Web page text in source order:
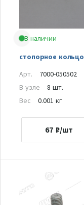
В наличии
стопорное кольцо
Арт.
7000-050502
В узле
8 шт.
Вес
0.001 кг
67 ₽/шт